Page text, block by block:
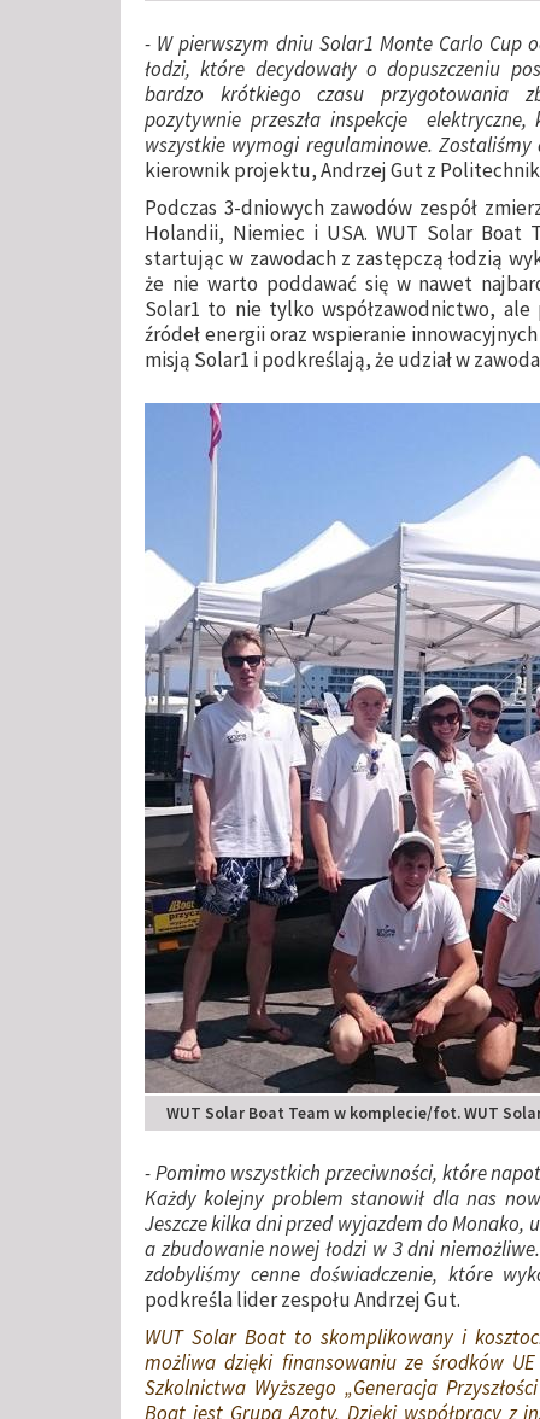
- W pierwszym dniu Solar1 Monte Carlo Cup
łodzi, które decydowały o dopuszczeniu
bardzo krótkiego czasu przygotowania
pozytywnie przeszła inspekcje elektryczne,
wszystkie wymogi regulaminowe.
kierownik projektu, Andrzej Gut z
Podczas 3-dniowych zawodów zespół
Holandii, Niemiec i USA. WUT Solar Boat
startując w zawodach z zastępczą łodzią
że nie warto poddawać się w nawet
Solar1 to nie tylko współzawodnictwo,
źródeł energii oraz wspieranie
misją Solar1 i podkreślają, że udział w
WUT Solar Boat Team w komplecie/fot. WUT
- Pomimo wszystkich przeciwności, które
Każdy kolejny problem stanowił dla nas
Jeszcze kilka dni przed wyjazdem do Monako,
a zbudowanie nowej łodzi w 3 dni
zdobyliśmy cenne doświadczenie, które
podkreśla lider zespołu Andrzej Gut.
WUT Solar Boat to skomplikowany i
możliwa dzięki finansowaniu ze środków
Szkolnictwa Wyższego „Generacja
Boat jest Grupa Azoty. Dzięki współpracy z